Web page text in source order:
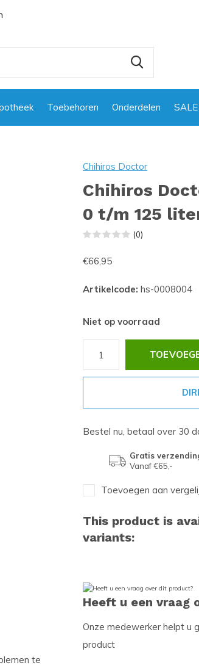
Toebehoren Onderdelen SALE
Chihiros Doctor
Chihiros
0 t/m 125
(0)
€66,95
Artikelcode: hs-0008004
Niet op voorraad
Bestel nu, betaal over 30
Gratis
Vanaf €65,-
Toevoegen aan
This product is
variants:
te
Heeft u een vraag
Onze medewerker helpt u
product